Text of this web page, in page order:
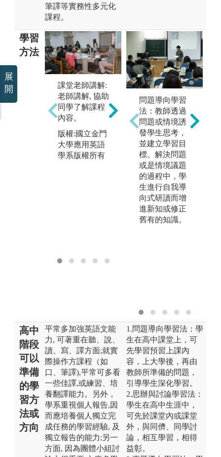
筆譯等實務性多元化
課程。
學習
方法
課堂老師講解:
老師講解, 協助
同學了解課程
內容。
版權:國立金門
大學應用英語
學系版權所有
團體小組討論:
讓同學有機會
在小組討論及
合作機會，學
習與人合作的
模式與同儕學
習的方式。
版權:國立金門
大學應用英語
學系版權所有
問題導向學習
法：教師透過
問題或情境誘
發學生思考，
並建立學習目
標。解決問題
或是情境議題
的過程中，學
生進行自我導
向式研讀而增
進新知或修正
舊有的知識。
高中
階段
可以
準備
的學
習方
法或
方向
平常多加強英語文能
力, 可著重在聽、說、
讀、寫、譯方面;就實
際操作方課程（如
口、筆譯),平常可多看
一些佳譯,或練習、培
養翻譯能力。另外，
學系重視個人報告,因
而應培養個人獨立完
成任務的學習經驗, 及
獨立報告的能力;另一
方面, 因為團體小組討
1.問題導向學習法：學
生在高中課堂上，可
先學習預習上課內
容，上大學後，再由
教師所準備的問題，
引導學生深化學習。
2.思辦與討論學習法：
學生在高中生涯中，
可先於課堂內或課堂
外，與同儕、同學討
論，相互學習，相得
益彰。
展
開